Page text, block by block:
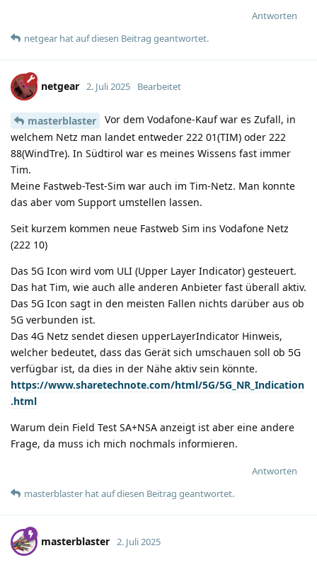
Antworten
netgear hatauf diesen Beitrag geantwortet.
netgear 2. Juli 2025 Bearbeitet
masterblaster
Vor dem Vodafone-Kauf war es Zufall, in
welchem Netz man landet entweder 222 01(TIM) oder 222
88(WindTre). In Südtirol war es meines Wissens fast immer
Tim.
Meine Fastweb-Test-Sim war auch im Tim-Netz. Man konnte
das aber vom Support umstellen lassen.
Seit kurzem kommen neue Fastweb Sim ins Vodafone Netz
(222 10)
Das 5G Icon wird vom ULI (Upper Layer Indicator) gesteuert.
Das hat Tim, wie auch alle anderen Anbieter fast überall aktiv.
Das 5G Icon sagt in den meisten Fallen nichts darüber aus ob
5G verbunden ist.
Das 4G Netz sendet diesen upperLayerIndicator Hinweis,
welcher bedeutet, dass das Gerät sich umschauen soll ob 5G
verfügbar ist, da dies in der Nähe aktiv sein könnte.
https://www.sharetechnote.com/html/5G/5G_NR_Indication
.html
Warum dein Field Test SA+NSA anzeigt ist aber eine andere
Frage, da muss ich mich nochmals informieren.
Antworten
masterblaster hatauf diesen Beitrag geantwortet.
masterblaster 2. Juli 2025